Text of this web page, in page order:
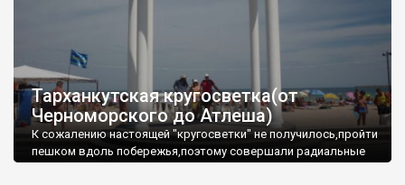
Тарханкутская кругосветка(от
Черноморского до Атлеша)
К сожалению настоящей "кругосветки" не получилось,пройти
пешком вдоль побережья,поэтому совершали радиальные